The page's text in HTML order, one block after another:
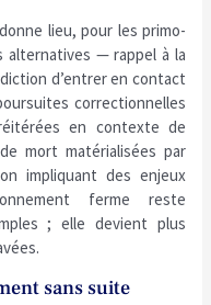
lieu, pour les primo-
alternatives — rappel à la
d’entrer en contact
correctionnelles
en contexte de
mort matérialisées par
impliquant des enjeux
ferme reste
; elle devient plus
sans suite